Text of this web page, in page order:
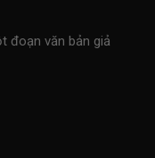
đoạn văn bản giả